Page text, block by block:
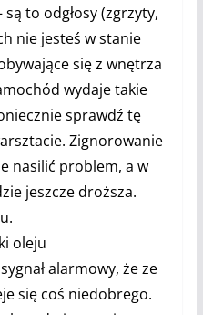
są to odgłosy (zgrzyty,
nie jesteś w stanie
się z wnętrza
wydaje takie
sprawdź tę
Zignorowanie
nasilić problem, a w
jeszcze droższa.
oleju
alarmowy, że ze
się coś niedobrego.